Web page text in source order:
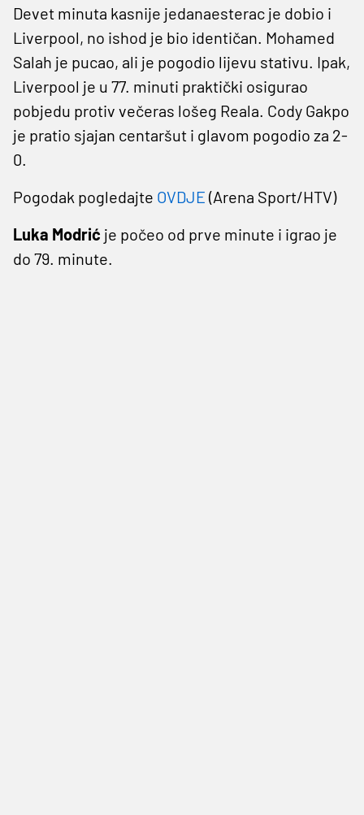
Devet minuta kasnije jedanaesterac je dobio i
Liverpool, no ishod je bio identičan. Mohamed
Salah je pucao, ali je pogodio lijevu stativu. Ipak,
Liverpool je u 77. minuti praktički osigurao
pobjedu protiv večeras lošeg Reala. Cody Gakpo
je pratio sjajan centaršut i glavom pogodio za 2-
0.
Pogodak pogledajte OVDJE (Arena Sport/HTV)
Luka Modrić je počeo od prve minute i igrao je
do 79. minute.